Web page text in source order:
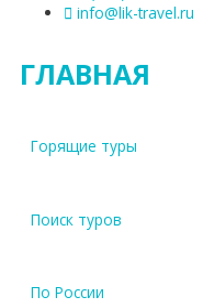
info@lik-travel.ru
ГЛАВНАЯ
Горящие туры
Поиск туров
По России